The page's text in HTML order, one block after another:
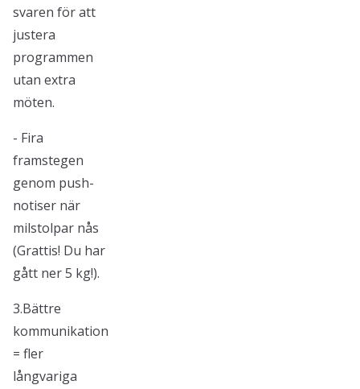
svaren för att
justera
programmen
utan extra
möten.
- Fira
framstegen
genom push-
notiser när
milstolpar nås
(Grattis! Du har
gått ner 5 kg!).
3.Bättre
kommunikation
= fler
långvariga